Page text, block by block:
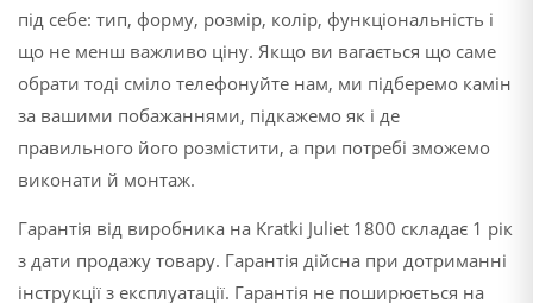
під себе: тип, форму, розмір, колір, функціональність і
що не менш важливо ціну. Якщо ви вагається що саме
обрати тоді сміло телефонуйте нам, ми підберемо камін
за вашими побажаннями, підкажемо як і де
правильного його розмістити, а при потребі зможемо
виконати й монтаж.
Гарантія від виробника на Kratki Juliet 1800 складає 1 рік
з дати продажу товару. Гарантія дійсна при дотриманні
інструкції з експлуатації. Гарантія не поширюється на